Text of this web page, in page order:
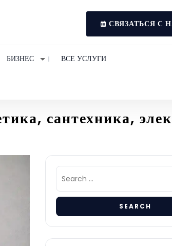
СВЯЗАТЬСЯ С
БИЗНЕС ВСЕ УСЛУГИ
сантехника,